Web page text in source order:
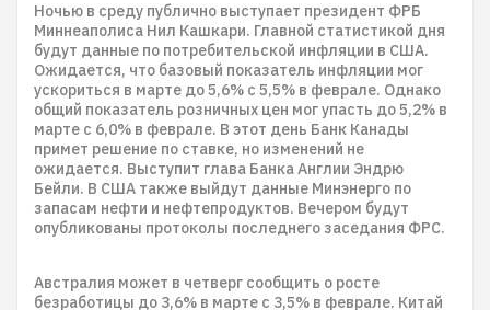
Ночью в среду публично выступает президент ФРБ
Миннеаполиса Нил Кашкари. Главной статистикой дня
будут данные по потребительской инфляции в США.
Ожидается, что базовый показатель инфляции мог
ускориться в марте до 5,6% с 5,5% в феврале. Однако
общий показатель розничных цен мог упасть до 5,2% в
марте с 6,0% в феврале. В этот день Банк Канады
примет решение по ставке, но изменений не
ожидается. Выступит глава Банка Англии Эндрю
Бейли. В США также выйдут данные Минэнерго по
запасам нефти и нефтепродуктов. Вечером будут
опубликованы протоколы последнего заседания ФРС.
Австралия может в четверг сообщить о росте
безработицы до 3,6% в марте с 3,5% в феврале. Китай